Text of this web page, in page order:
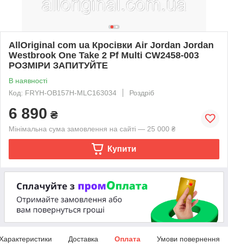
AllOriginal com ua Кросівки Air Jordan Jordan
Westbrook One Take 2 Pf Multi CW2458-003
РОЗМІРИ ЗАПИТУЙТЕ
В наявності
Код: FRYH-OB157H-MLC163034
Роздріб
6 890 ₴
Мінімальна сума замовлення на сайті — 25 000 ₴
Купити
Доставка Оплата Умови повернення